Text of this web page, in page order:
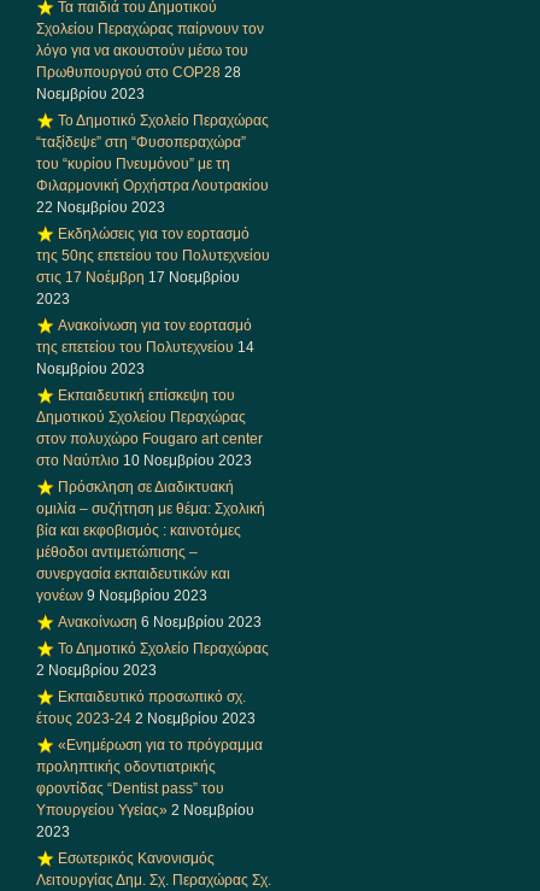
Τα παιδιά του Δημοτικού
Σχολείου Περαχώρας παίρνουν τον
λόγο για να ακουστούν μέσω του
Πρωθυπουργού στο COP28 28
Νοεμβρίου 2023
Το Δημοτικό Σχολείο Περαχώρας
“ταξίδεψε” στη “Φυσοπεραχώρα”
του “κυρίου Πνευμόνου” με τη
Φιλαρμονική Ορχήστρα Λουτρακίου
22 Νοεμβρίου 2023
Εκδηλώσεις για τον εορτασμό
της 50ης επετείου του Πολυτεχνείου
στις 17 Νοέμβρη 17 Νοεμβρίου
2023
Ανακοίνωση για τον εορτασμό
της επετείου του Πολυτεχνείου 14
Νοεμβρίου 2023
Εκπαιδευτική επίσκεψη του
Δημοτικού Σχολείου Περαχώρας
στον πολυχώρο Fougaro art center
στο Ναύπλιο 10 Νοεμβρίου 2023
Πρόσκληση σε Διαδικτυακή
ομιλία – συζήτηση με θέμα: Σχολική
βία και εκφοβισμός : καινοτόμες
μέθοδοι αντιμετώπισης –
συνεργασία εκπαιδευτικών και
γονέων 9 Νοεμβρίου 2023
Ανακοίνωση 6 Νοεμβρίου 2023
Το Δημοτικό Σχολείο Περαχώρας
2 Νοεμβρίου 2023
Εκπαιδευτικό προσωπικό σχ.
έτους 2023-24 2 Νοεμβρίου 2023
«Ενημέρωση για το πρόγραμμα
προληπτικής οδοντιατρικής
φροντίδας “Dentist pass” του
Υπουργείου Υγείας» 2 Νοεμβρίου
2023
Εσωτερικός Κανονισμός
Λειτουργίας Δημ. Σχ. Περαχώρας Σχ.